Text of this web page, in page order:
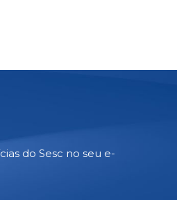
do Sesc no seu e-